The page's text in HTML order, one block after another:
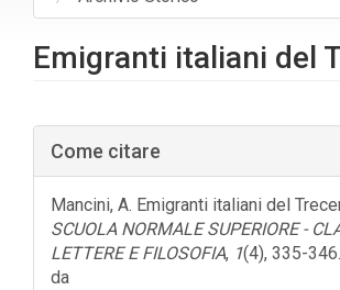
Emigranti italiani del
Barra
laterale
dell'articolo
Come citare
Mancini, A. Emigranti italiani del
SCUOLA NORMALE SUPERIORE -
LETTERE E FILOSOFIA, 1(4), 335-
da